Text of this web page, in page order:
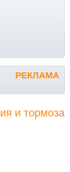
РЕКЛАМА
и тормоза